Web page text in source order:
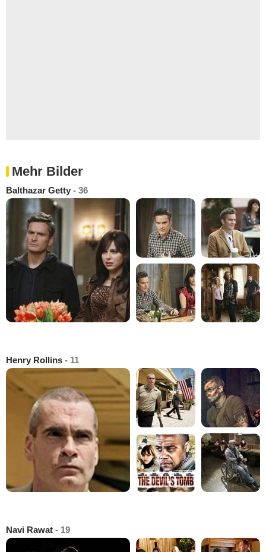
Mehr Bilder
Balthazar Getty - 36
Henry Rollins - 11
Navi Rawat - 19